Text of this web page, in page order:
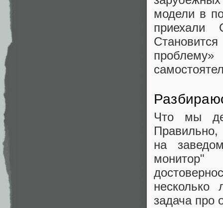
модели в
приехали
Что мы
на
монитор"
несколько
задача про